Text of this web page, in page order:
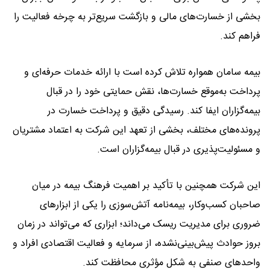
بخشی از خسارت‌های مالی و بازگشت سریع‌تر به چرخه فعالیت را
فراهم کند.
بیمه سامان همواره تلاش کرده است با ارائه خدمات حرفه‌ای و
پرداخت به‌موقع خسارت‌ها، نقش حمایتی خود را در قبال
بیمه‌گزاران ایفا کند. رسیدگی دقیق و پرداخت خسارت در
پرونده‌های مختلف، بخشی از تعهد این شرکت به اعتماد مشتریان
و مسئولیت‌پذیری در قبال بیمه‌گزاران است.
این شرکت همچنین با تأکید بر اهمیت فرهنگ بیمه در میان
صاحبان کسب‌وکار، بیمه‌نامه آتش‌سوزی را یکی از ابزارهای
ضروری برای مدیریت ریسک می‌داند؛ ابزاری که می‌تواند در زمان
بروز حوادث پیش‌بینی‌نشده، از سرمایه و فعالیت اقتصادی افراد و
واحدهای صنفی به شکل مؤثری محافظت کند.